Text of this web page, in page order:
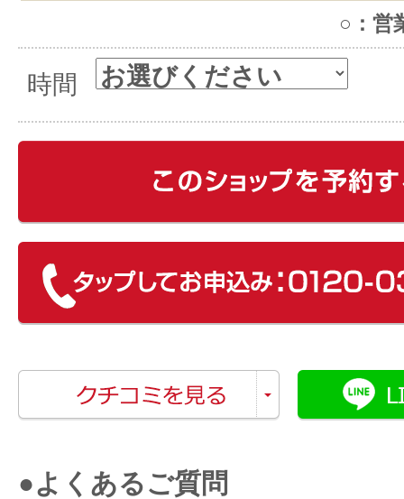
○：営
時間
●よくあるご質問